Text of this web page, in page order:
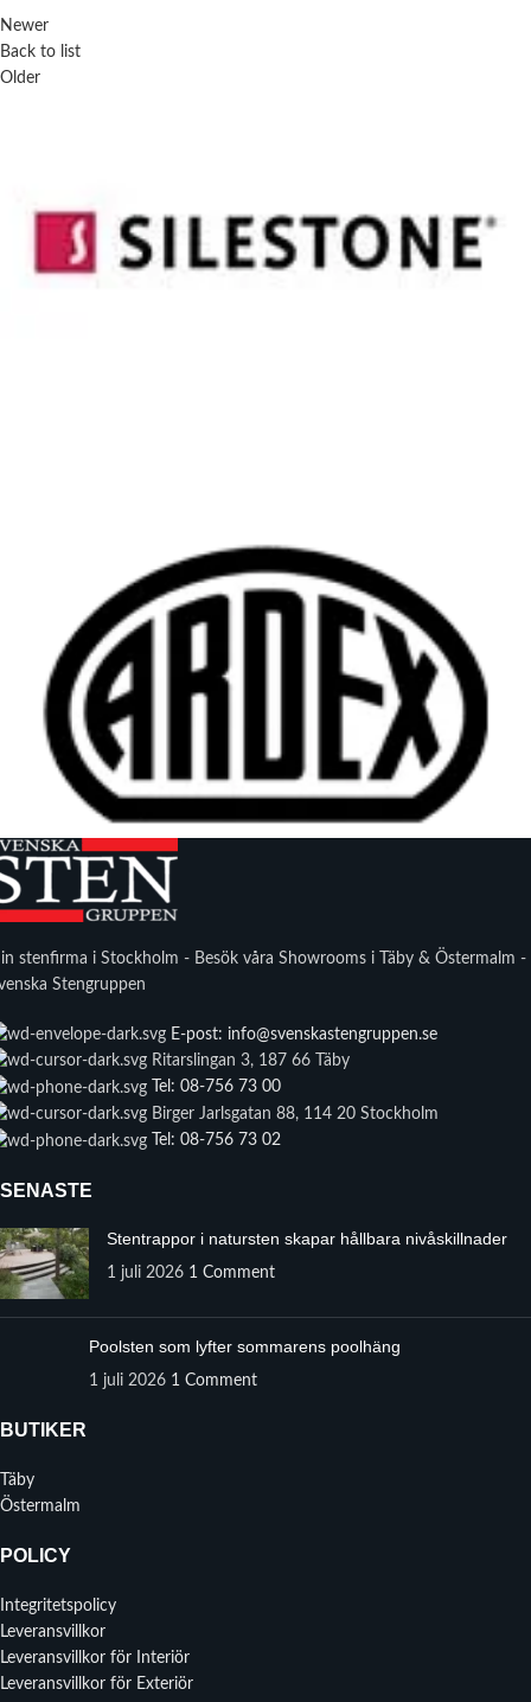
Newer
Back to list
Older
stenfirma i Stockholm - Besök våra Showrooms i Täby & Östermalm -
Stengruppen
E-post: info@svenskastengruppen.se
Ritarslingan 3, 187 66 Täby
Tel: 08-756 73 00
Birger Jarlsgatan 88, 114 20 Stockholm
Tel: 08-756 73 02
SENASTE
Stentrappor i natursten skapar hållbara nivåskillnader
1 juli 2026 1 Comment
Poolsten som lyfter sommarens poolhäng
1 juli 2026 1 Comment
BUTIKER
Täby
Östermalm
POLICY
Integritetspolicy
Leveransvillkor
Leveransvillkor för Interiör
Leveransvillkor för Exteriör